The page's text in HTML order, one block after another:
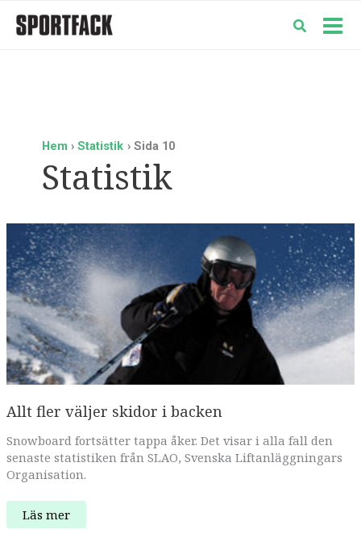
Hem Statistik Sida 10
Statistik
Allt fler väljer skidor i backen
Snowboard fortsätter tappa åker. Det visar i alla fall den
senaste statistiken från SLAO, Svenska Liftanläggningars
Organisation.
Allt
fler
Läs mer